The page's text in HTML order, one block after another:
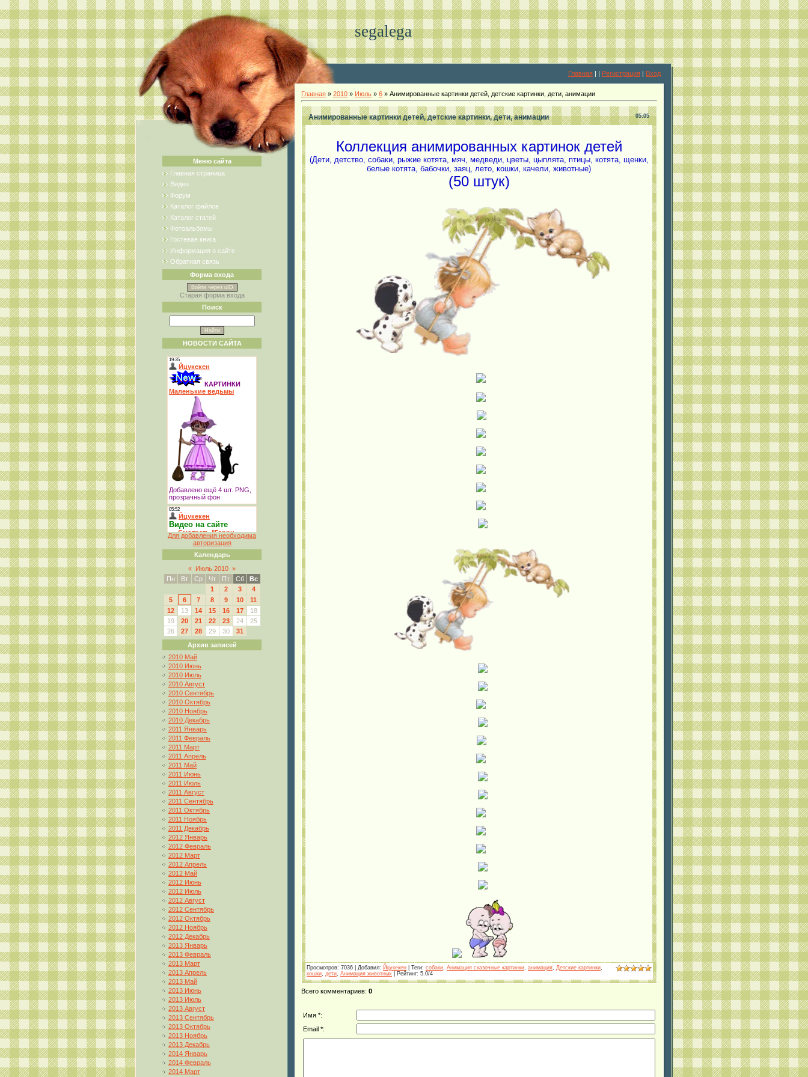
segalega
Главная | | Регистрация | Вход
Меню сайта
Главная страница
Видео
Форум
Каталог файлов
Каталог статей
Фотоальбомы
Гостевая книга
Информация о сайте
Обратная связь
Форма входа
Войти через uID
Старая форма входа
Поиск
НОВОСТИ САЙТА
Для добавления необходима
авторизация
Календарь
« Июль 2010 »
Пн
Вт Ср Чт Пт Сб
Вс
1
2 3
4
5
6 7 8 9 10
11
12
13 14 15 16 17
18
19
20 21 22 23 24
25
26
27 28 29 30
31
Архив записей
2010 Май
2010 Июнь
2010 Июль
2010 Август
2010 Сентябрь
2010 Октябрь
2010 Ноябрь
2010 Декабрь
2011 Январь
2011 Февраль
2011 Март
2011 Апрель
2011 Май
2011 Июнь
2011 Июль
2011 Август
2011 Сентябрь
2011 Октябрь
2011 Ноябрь
2011 Декабрь
2012 Январь
2012 Февраль
2012 Март
2012 Апрель
2012 Май
2012 Июнь
2012 Июль
2012 Август
2012 Сентябрь
2012 Октябрь
2012 Ноябрь
2012 Декабрь
2013 Январь
2013 Февраль
2013 Март
2013 Апрель
2013 Май
2013 Июнь
2013 Июль
2013 Август
2013 Сентябрь
2013 Октябрь
2013 Ноябрь
2013 Декабрь
2014 Январь
2014 Февраль
2014 Март
Главная » 2010 » Июль » 6 » Анимированные картинки детей, детские картинки, дети, анимации
05:05
Анимированные картинки детей, детские картинки, дети, анимации
Коллекция анимированных картинок детей
(Дети, детство, собаки, рыжие котята, мяч, медведи, цветы, цыплята, птицы, котята, щенки,
белые котята, бабочки, заяц, лето, кошки, качели, животные)
(50 штук)
Просмотров: 7036 | Добавил: Йцукекен Теги: собаки Анимация сказочные картинки анимация Детские картинки
кошки
дети Анимация животных Рейтинг: 5.0/4
Всего комментариев: 0
Имя *:
Email *: